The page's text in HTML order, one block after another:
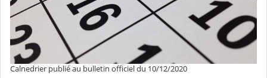
Calnedrier publié au bulletin officiel du 10/12/2020